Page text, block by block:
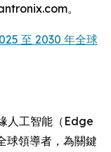
。
至 2030 年全球
人工智能（Edge
球領導者，為關鍵